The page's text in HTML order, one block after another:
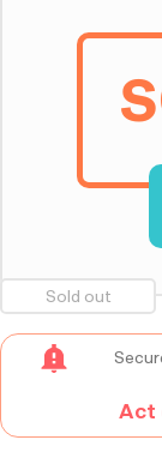
Sold out
Act